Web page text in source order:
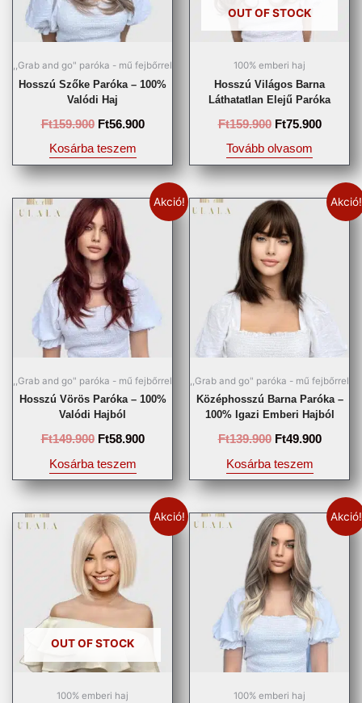
,,Grab and go" paróka - mű fejbőrrel
Hosszú Szőke Paróka – 100%
Valódi Haj
Ft159.900 Ft56.900
Kosárba teszem
OUT OF STOCK
100% emberi haj
Hosszú Világos Barna
Láthatatlan Elejű Paróka
Ft159.900 Ft75.900
Tovább olvasom
Akció!
,,Grab and go" paróka - mű fejbőrrel
Hosszú Vörös Paróka – 100%
Valódi Hajból
Ft149.900 Ft58.900
Kosárba teszem
Akció!
,,Grab and go" paróka - mű fejbőrrel
Középhosszú Barna Paróka –
100% Igazi Emberi Hajból
Ft139.900 Ft49.900
Kosárba teszem
Akció!
OUT OF STOCK
100% emberi haj
Akció!
100% emberi haj